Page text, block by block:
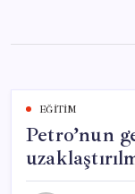
content
EĞITIM
Petro’nun